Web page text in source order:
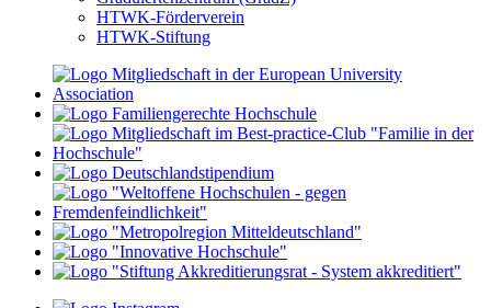
HTWK-Förderverein
HTWK-Stiftung